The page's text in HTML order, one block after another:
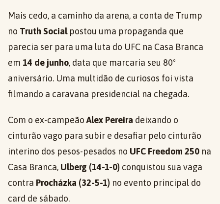
Mais cedo, a caminho da arena, a conta de Trump
no Truth Socialpostou uma propaganda que
parecia ser para uma luta do UFC na Casa Branca
em 14 de junho, data que marcaria seu 80º
aniversário. Uma multidão de curiosos foi vista
filmando a caravana presidencial na chegada.
Com o ex-campeãoAlex Pereira deixando o
cinturão vago para subir e desafiar pelo cinturão
interino dos pesos-pesados no UFC Freedom 250 na
Casa Branca, Ulberg (14-1-0) conquistou sua vaga
contra Procházka (32-5-1) no evento principal do
card de sábado.